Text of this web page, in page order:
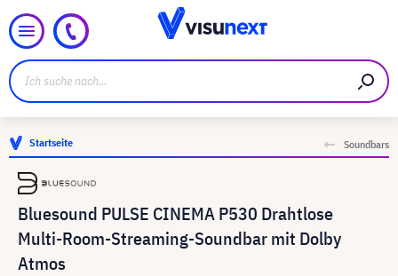
Startseite Soundbars
Bluesound PULSE CINEMA P530 Drahtlose
Multi-Room-Streaming-Soundbar mit Dolby
Atmos